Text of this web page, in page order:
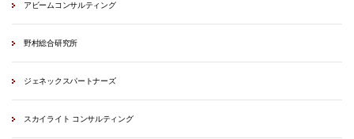
アビームコンサルティング
野村総合研究所
ジェネックスパートナーズ
スカイライト コンサルティング